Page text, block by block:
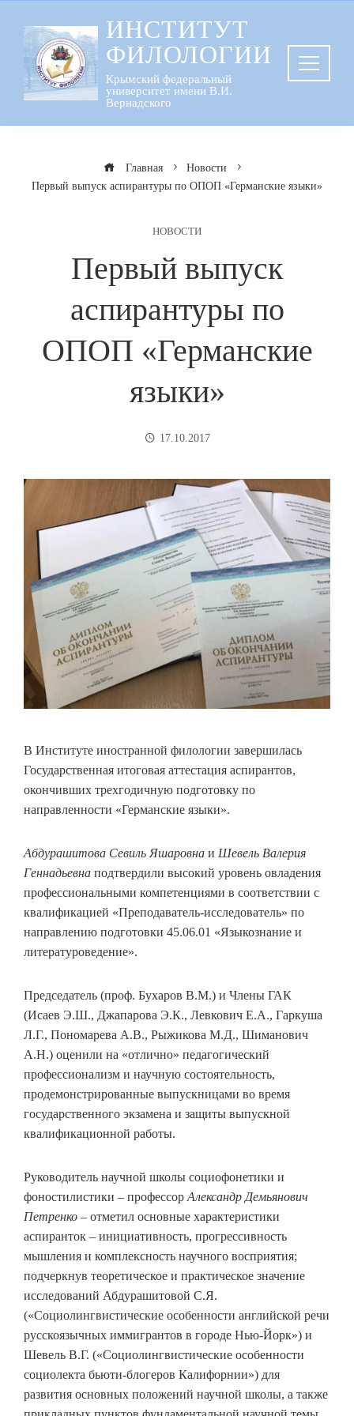
содержанию
ИНСТИТУТ
ФИЛОЛОГИИ
Крымский федеральный
университет имени В.И.
Вернадского
Главная
Новости
Первый выпуск аспирантуры по ОПОП «Германские языки»
НОВОСТИ
Первый выпуск
аспирантуры по
ОПОП «Германские
языки»
17.10.2017
В Институте иностранной филологии завершилась
Государственная итоговая аттестация аспирантов,
окончивших трехгодичную подготовку по
направленности «Германские языки».
Абдурашитова Севиль Яшаровна и Шевель Валерия
Геннадьевна подтвердили высокий уровень овладения
профессиональными компетенциями в соответствии с
квалификацией «Преподаватель-исследователь» по
направлению подготовки 45.06.01 «Языкознание и
литературоведение».
Председатель (проф. Бухаров В.М.) и Члены ГАК
(Исаев Э.Ш., Джапарова Э.К., Левкович Е.А., Гаркуша
Л.Г., Пономарева А.В., Рыжикова М.Д., Шиманович
А.Н.) оценили на «отлично» педагогический
профессионализм и научную состоятельность,
продемонстрированные выпускницами во время
государственного экзамена и защиты выпускной
квалификационной работы.
Руководитель научной школы социофонетики и
фоностилистики – профессор Александр Демьянович
Петренко – отметил основные характеристики
аспиранток – инициативность, прогрессивность
мышления и комплексность научного восприятия;
подчеркнув теоретическое и практическое значение
исследований Абдурашитовой С.Я.
(«Социолингвистические особенности английской речи
русскоязычных иммигрантов в городе Нью-Йорк») и
Шевель В.Г. («Социолингвистические особенности
социолекта бьюти-блогеров Калифорнии») для
развития основных положений научной школы, а также